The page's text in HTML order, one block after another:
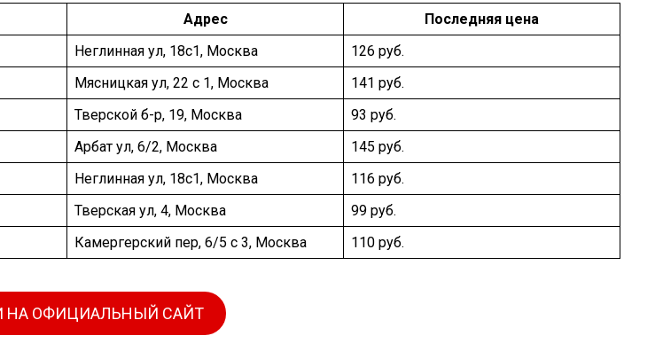
Адрес
Последняя цена
Неглинная ул, 18c1, Москва
126 руб.
Мясницкая ул, 22 с 1, Москва
141 руб.
Тверской б-р, 19, Москва
93 руб.
Арбат ул, 6/2, Москва
145 руб.
Неглинная ул, 18c1, Москва
116 руб.
Тверская ул, 4, Москва
99 руб.
Камергерский пер, 6/5 с 3, Москва 110 руб.
НА ОФИЦИАЛЬНЫЙ САЙТ